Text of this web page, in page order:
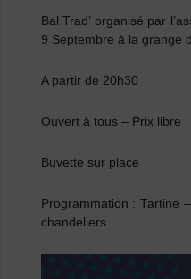
Bal Trad’ organisé par
9 Septembre à la grange
A partir de 20h30
Ouvert à tous – Prix libre
Buvette sur place
Programmation : Tartine
chandeliers